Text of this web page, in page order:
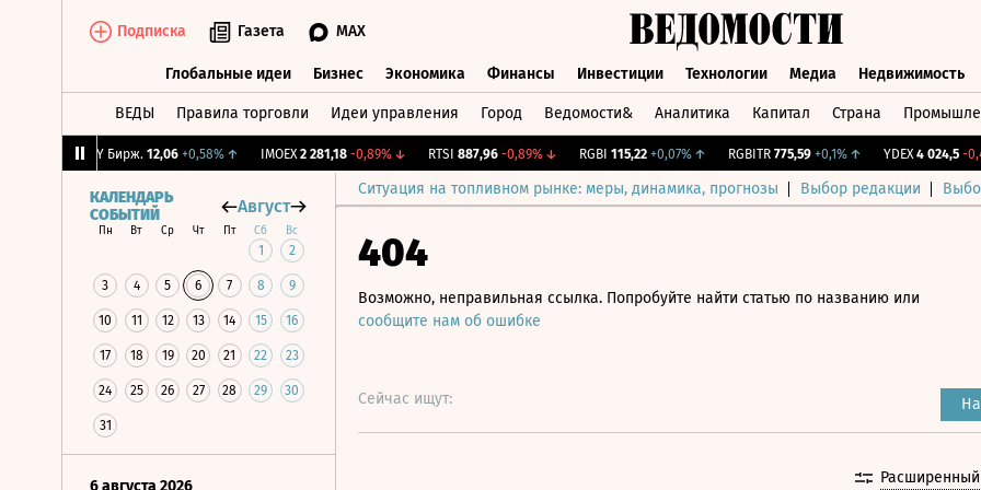
Подписка Газета MAX
Глобальные идеи Бизнес Экономика Финансы Инвестиции Технологии Медиа Недвижимость
ВЕДЫ Правила торговли Идеи управления Город Ведомости& Аналитика Капитал Страна
CNY Бирж. 12,06 +0,58%↑ IMOEX 2 281,18 -0,89%↓ RTSI 887,96 -0,89%↓ RGBI 115,22 +0,07%↑ RGBITR 775,59 +0,1%↑ YDEX 4 024,5 -0,47%
Ситуация на топливном рынке: меры, динамика, прогнозы Выбор редакции
КАЛЕНДАРЬ
СОБЫТИЙ
Август
Пн Вт Ср Чт Пт Сб Вс
1 2
3 4 5 6 7 8 9
10 11 12 13 14 15 16
17 18 19 20 21 22 23
24 25 26 27 28 29 30
31
6 августа 2026
404
Возможно, неправильная ссылка. Попробуйте найти статью по названию или
сообщите нам об ошибке
Сейчас ищут: